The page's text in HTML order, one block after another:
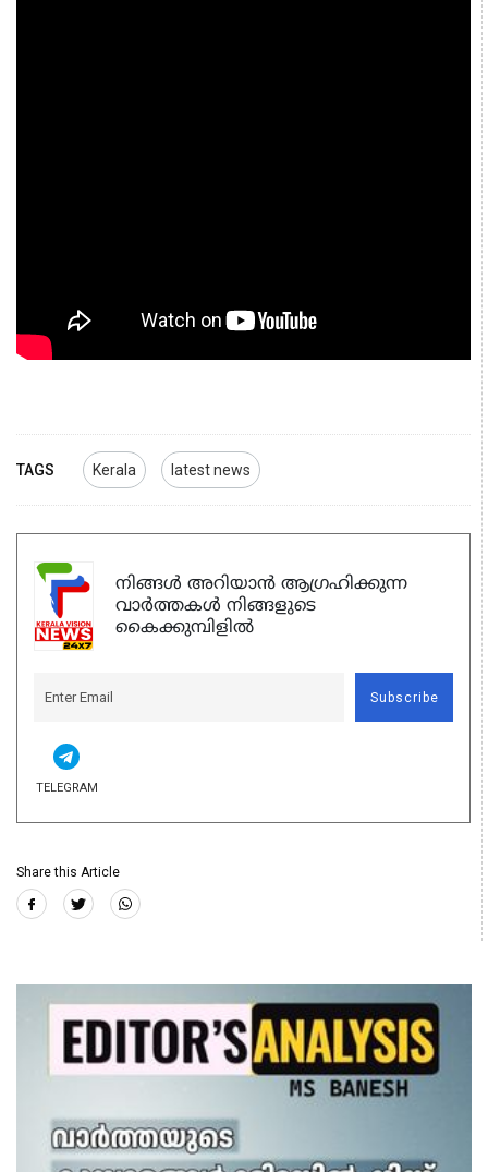
TAGS Kerala latest news
നിങ്ങൾ അറിയാൻ ആഗ്രഹിക്കുന്ന
വാർത്തകൾ നിങ്ങളുടെ
കൈക്കുമ്പിളിൽ
Subscribe
TELEGRAM
Share this Article